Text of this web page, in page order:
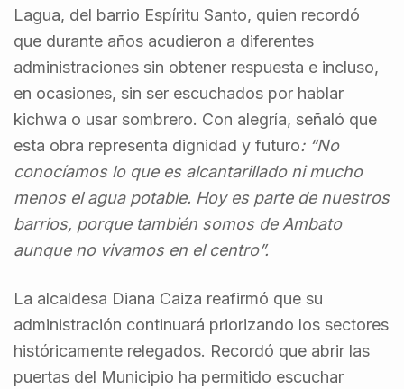
Lagua, del barrio Espíritu Santo, quien recordó
que durante años acudieron a diferentes
administraciones sin obtener respuesta e incluso,
en ocasiones, sin ser escuchados por hablar
kichwa o usar sombrero. Con alegría, señaló que
esta obra representa dignidad y futuro: “No
conocíamos lo que es alcantarillado ni mucho
menos el agua potable. Hoy es parte de nuestros
barrios, porque también somos de Ambato
aunque no vivamos en el centro”.
La alcaldesa Diana Caiza reafirmó que su
administración continuará priorizando los sectores
históricamente relegados. Recordó que abrir las
puertas del Municipio ha permitido escuchar